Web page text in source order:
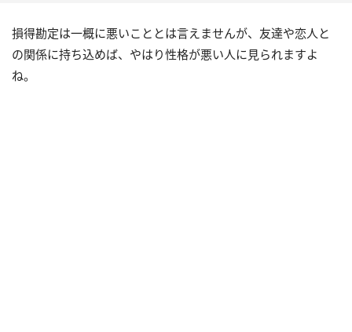
損得勘定は一概に悪いこととは言えませんが、友達や恋人と
の関係に持ち込めば、やはり性格が悪い人に見られますよ
ね。